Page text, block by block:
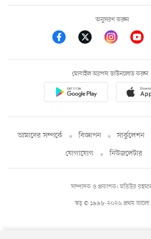
অনুসরণ করুন
মোবাইল অ্যাপস ডাউনলোড করুন
আমাদের সম্পর্কে বিজ্ঞাপন সার্কুলেশন
যোগাযোগ
নিউজলেটার
স্বত্ব © ১৯৯৮-২০২৬ প্রথম আলো
সম্পাদক ও প্রকাশক: মতিউর